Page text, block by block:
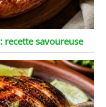
recette savoureuse